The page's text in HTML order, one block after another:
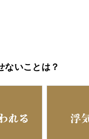
ないことは？